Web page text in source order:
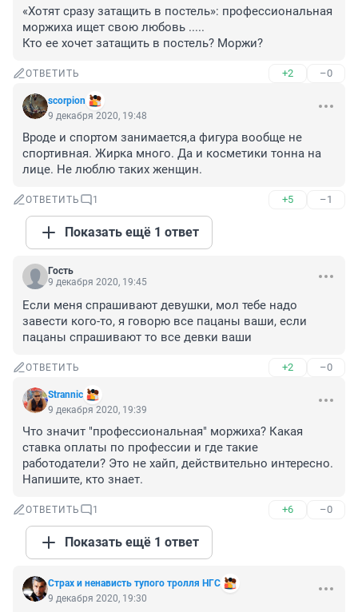
«Хотят сразу затащить в постель»: профессиональная
моржиха ищет свою любовь .....
Кто ее хочет затащить в постель? Моржи?
ОТВЕТИТЬ +2 –0
scorpion
9 декабря 2020, 19:48
Вроде и спортом занимается,а фигура вообще не
спортивная. Жирка много. Да и косметики тонна на
лице. Не люблю таких женщин.
ОТВЕТИТЬ 1 +5 –1
Показать ещё 1 ответ
Гость
9 декабря 2020, 19:45
Если меня спрашивают девушки, мол тебе надо
завести кого-то, я говорю все пацаны ваши, если
пацаны спрашивают то все девки ваши
ОТВЕТИТЬ +2 –0
Strannic
9 декабря 2020, 19:39
Что значит "профессиональная" моржиха? Какая
ставка оплаты по профессии и где такие
работодатели? Это не хайп, действительно интересно.
Напишите, кто знает.
ОТВЕТИТЬ 1 +6 –0
Показать ещё 1 ответ
Cтрах и ненависть тупого тролля НГС
9 декабря 2020, 19:30